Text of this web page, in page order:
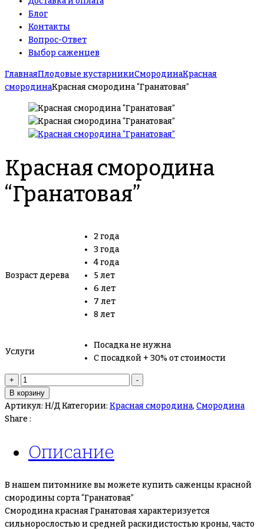
Блог
Контакты
Вопрос-Ответ
Выбор саженцев
ГлавнаяПлодовые кустарникиСмородинаКрасная
смородинаКрасная смородина “Гранатовая”
Красная смородина
“Гранатовая”
Возраст дерева
2 года
3 года
4 года
5 лет
6 лет
7 лет
8 лет
Услуги
Посадка не нужна
С посадкой + 30% от стоимости
+
Количество
товара
Красная
смородина
-
В корзину
Артикул: Н/ДКатегории: Красная смородина, Смородина
Share :
Описание
В нашем питомнике вы можете купить саженцы красной
смородины сорта “Гранатовая”
Смородина красная Гранатовая характеризуется
сильнорослостью и средней раскидистостью кроны, часто